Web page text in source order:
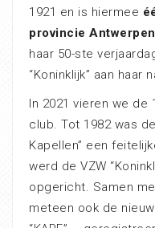
1921 en is hiermee
provincie Antwerpen
haar 50-ste
“Koninklijk” aan haar
In 2021 vieren we de
club. Tot 1982 was
Kapellen” een
werd de VZW
opgericht. Samen
meteen ook de